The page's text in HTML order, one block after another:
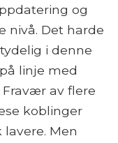
og
nivå. Det harde
i denne
linje med
av flere
koblinger
Men